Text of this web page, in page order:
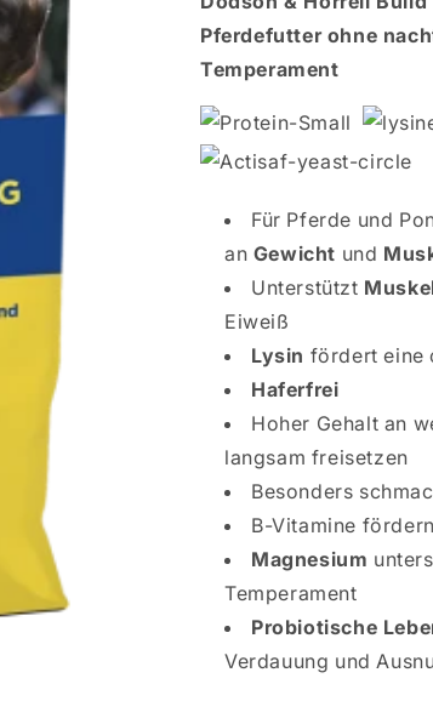
Pferdefutter ohne
Temperament
Für Pferde und
an Gewicht und
Unterstützt
Eiweiß
Lysin fördert eine
Haferfrei
Hoher Gehalt an
langsam freisetzen
Besonders
B-Vitamine
Magnesium
Temperament
Probiotische
Verdauung und